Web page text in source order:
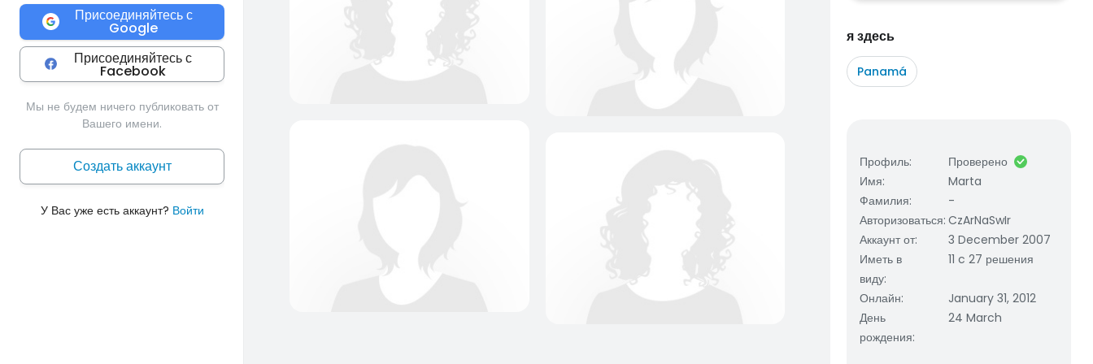
Присоединяйтесь с
Google
Присоединяйтесь с
Facebook
Мы не будем ничего публиковать от
Вашего имени.
Создать аккаунт
У Вас уже есть аккаунт? Войти
я здесь
Panamá
Профиль:
Проверено
Имя:
Marta
Фамилия:
-
Авторизоваться: CzArNaSwIr
Аккаунт от:
3 December 2007
Иметь в
виду:
11 c 27 решения
Онлайн:
January 31, 2012
День
рождения:
24 March